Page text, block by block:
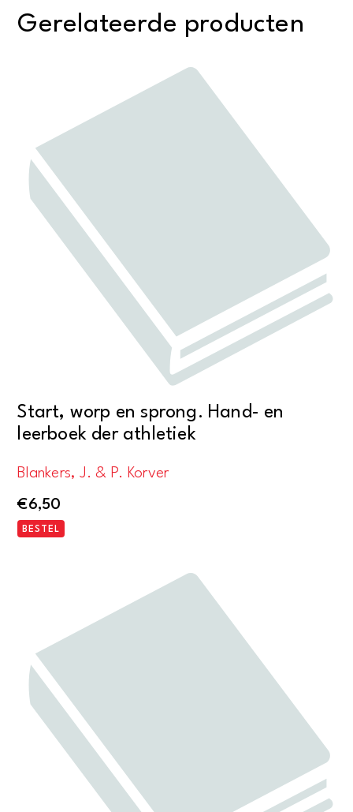
Gerelateerde producten
Start, worp en sprong. Hand- en
leerboek der athletiek
Blankers, J. & P. Korver
€6,50
BESTEL